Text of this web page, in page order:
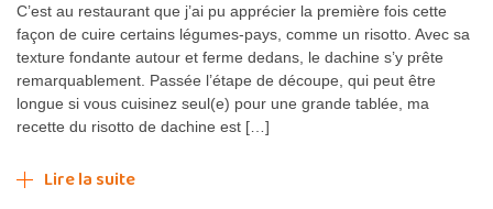
C’est au restaurant que j’ai pu apprécier la première fois cette
façon de cuire certains légumes-pays, comme un risotto. Avec sa
texture fondante autour et ferme dedans, le dachine s’y prête
remarquablement. Passée l’étape de découpe, qui peut être
longue si vous cuisinez seul(e) pour une grande tablée, ma
recette du risotto de dachine est […]
Lire la suite